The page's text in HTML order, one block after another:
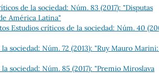
de la sociedad: Núm. 83 (2017): "Disputas
América Latina"
Estudios críticos de la sociedad: Núm. 40
sociedad: Núm. 72 (2013): "Ruy Mauro
sociedad: Núm. 85 (2017): "Premio Miroslava